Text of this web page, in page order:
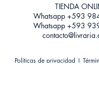
TIENDA
Whatsapp +593
Whatsapp +593
Políticas de privacidad |